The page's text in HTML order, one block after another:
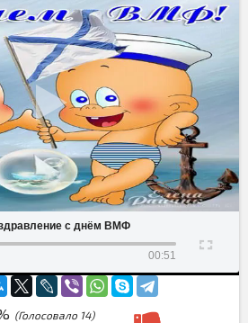
с днём ВМФ
00:51
(Голосовало 14)